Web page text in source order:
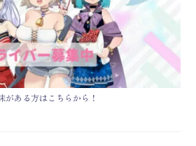
がある方はこちらから！